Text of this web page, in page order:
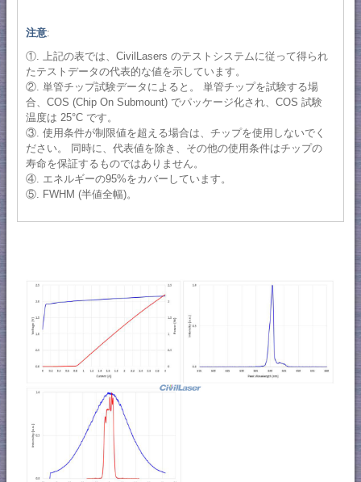
注意:
①. 上記の表では、CivilLasers のテストシステムに従って得られ
たテストデータの代表的な値を示しています。
②. 単管チップ試験データによると。 単管チップを試験する場
合、COS (Chip On Submount) でパッケージ化され、COS 試験
温度は 25°C です。
③. 使用条件が制限値を超える場合は、チップを使用しないでく
ださい。 同時に、代表値を除き、その他の使用条件はチップの
寿命を保証するものではありません。
④. エネルギーの95%をカバーしています。
⑤. FWHM (半値全幅)。